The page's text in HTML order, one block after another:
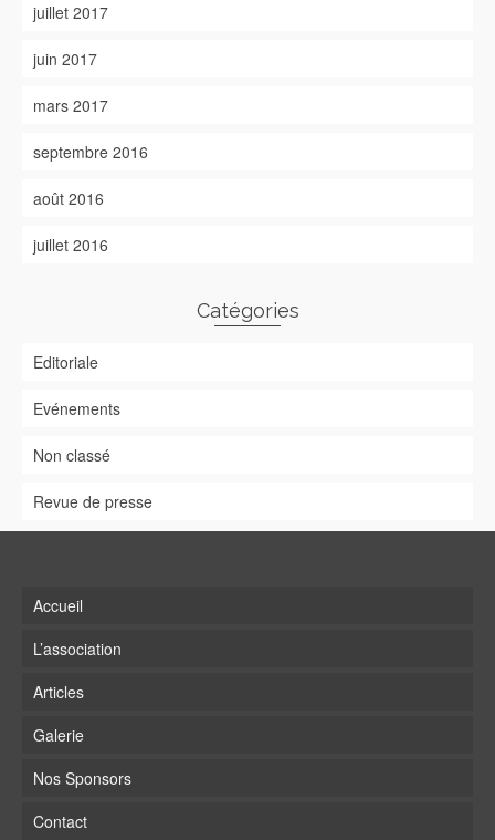
juillet 2017
juin 2017
mars 2017
septembre 2016
août 2016
juillet 2016
Catégories
Editoriale
Evénements
Non classé
Revue de presse
Accueil
L’association
Articles
Galerie
Nos Sponsors
Contact